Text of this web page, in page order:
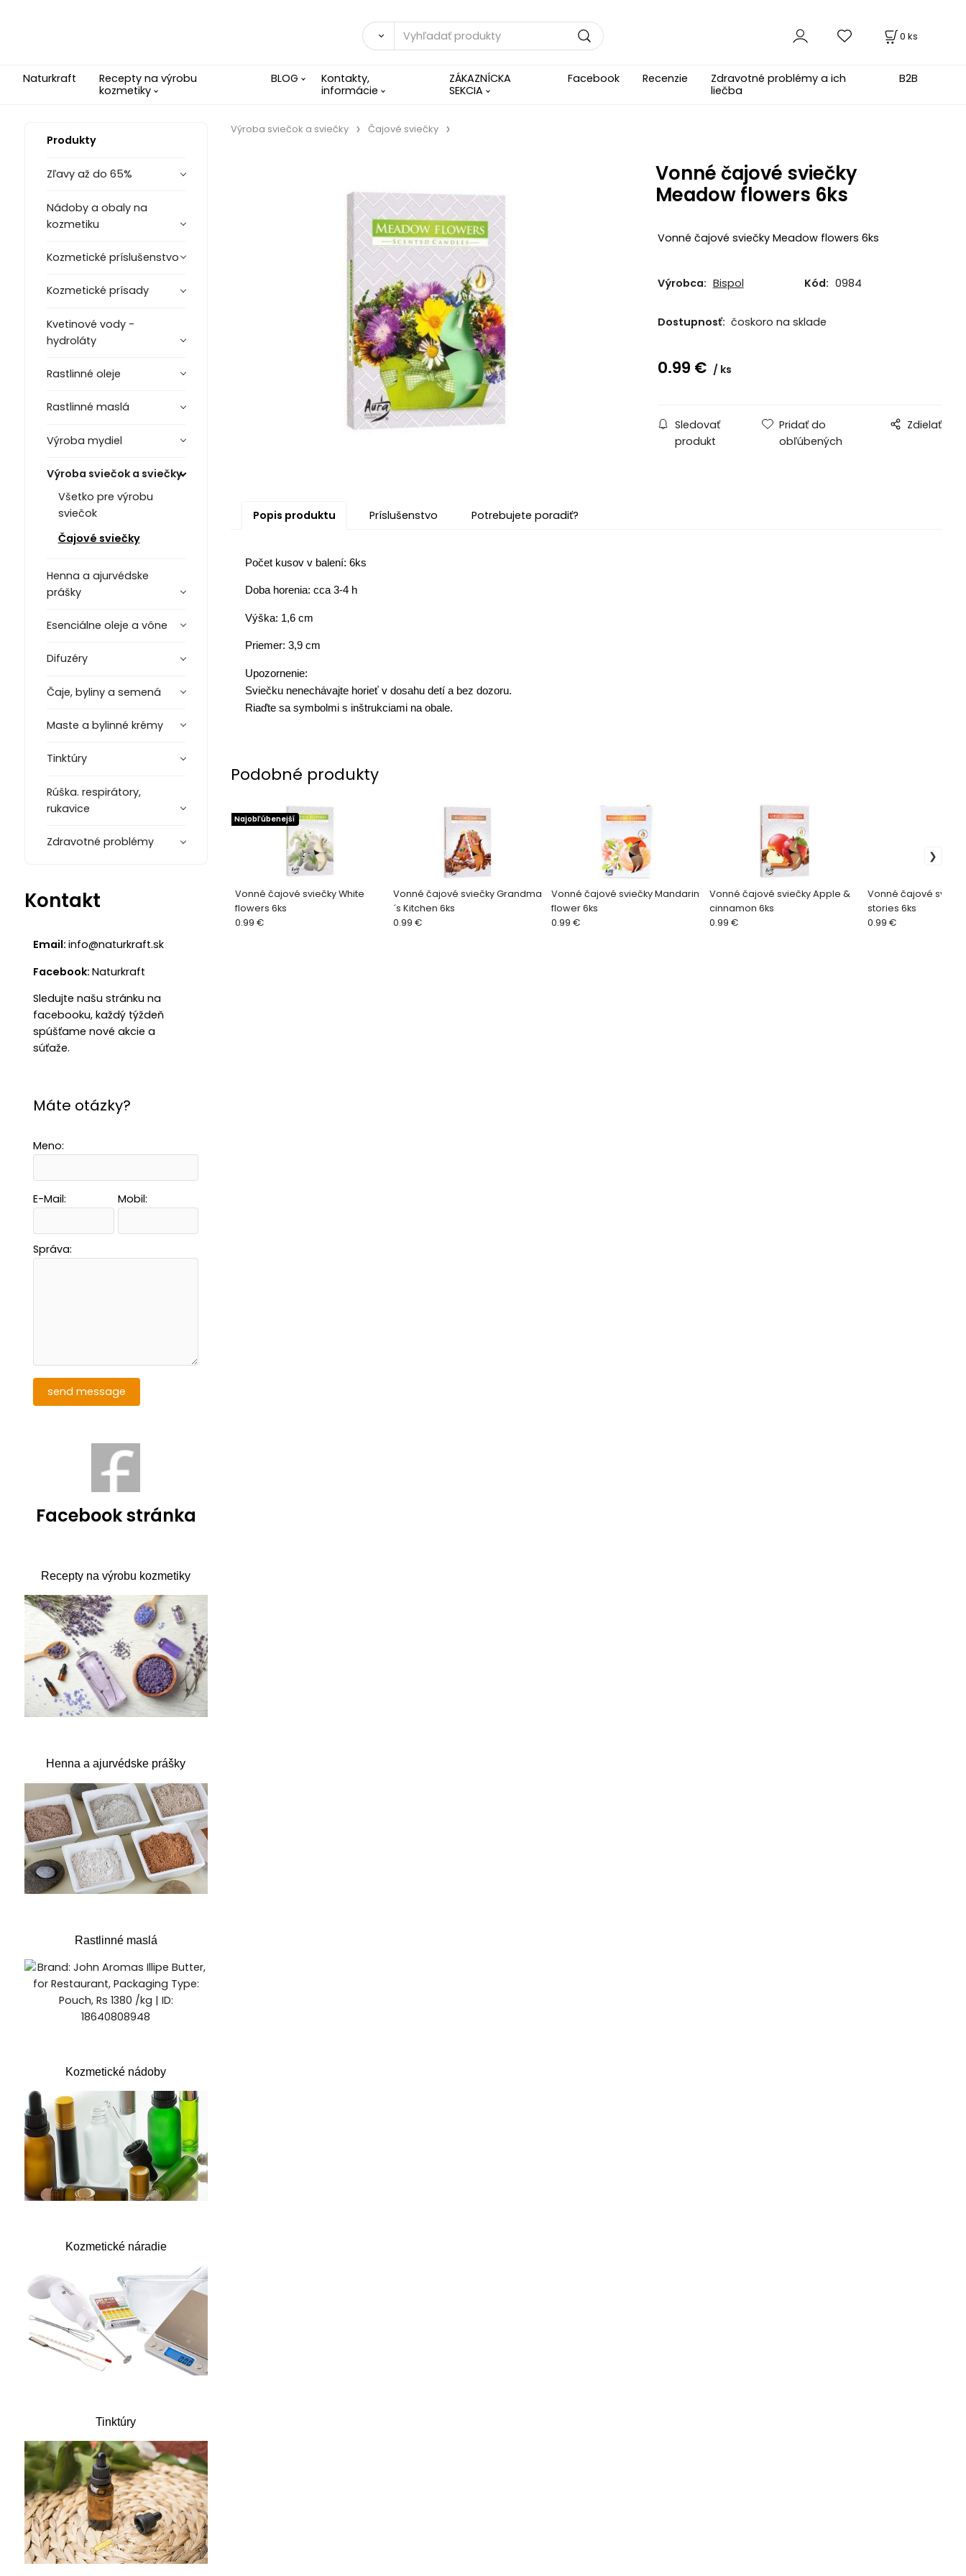
0 ks
Naturkraft
Recepty na výrobu
kozmetiky
BLOG
Kontakty,
informácie
ZÁKAZNÍCKA
SEKCIA
Facebook Recenzie
Zdravotné problémy a ich
liečba
B2B
Produkty
Zľavy až do 65%
Nádoby a obaly na
kozmetiku
Kozmetické príslušenstvo
Kozmetické prísady
Kvetinové vody -
hydroláty
Rastlinné oleje
Rastlinné maslá
Výroba mydiel
Výroba sviečok a sviečky
Všetko pre výrobu
sviečok
Čajové sviečky
Henna a ajurvédske
prášky
Esenciálne oleje a vône
Difuzéry
Čaje, byliny a semená
Maste a bylinné krémy
Tinktúry
Rúška. respirátory,
rukavice
Zdravotné problémy
Kontakt
Email:info@naturkraft.sk
Facebook:Naturkraft
Sledujte našu stránku na
facebooku, každý týždeň
spúšťame nové akcie a
súťaže.
Máte otázky?
Meno:
E-Mail: Mobil:
Správa:
Facebook stránka
Recepty na výrobu kozmetiky
Henna a ajurvédske prášky
Rastlinné maslá
Kozmetické nádoby
Kozmetické náradie
Tinktúry
Výroba sviečok a sviečky Čajové sviečky
Vonné čajové sviečky
Meadow flowers 6ks
Vonné čajové sviečky Meadow flowers 6ks
Výrobca: Bispol Kód: 0984
Dostupnosť: čoskoro na sklade
0.99 € ks
Sledovať
produkt
Pridať do
obľúbených
Zdielať
Popis produktu Príslušenstvo Potrebujete poradiť?
Počet kusov v balení: 6ks
Doba horenia: cca 3-4 h
Výška: 1,6 cm
Priemer: 3,9 cm
Upozornenie:
Sviečku nenechávajte horieť v dosahu detí a bez dozoru.
Riaďte sa symbolmi s inštrukciami na obale.
Podobné produkty
Vonné čajové sviečky White
flowers 6ks
Najobľúbenejší
0.99 €
Vonné čajové sviečky Grandma
´s Kitchen 6ks
0.99 €
Vonné čajové sviečky Mandarin
flower 6ks
0.99 €
Vonné čajové sviečky Apple &
cinnamon 6ks
0.99 €
Vonné čajové
stories 6ks
0.99 €